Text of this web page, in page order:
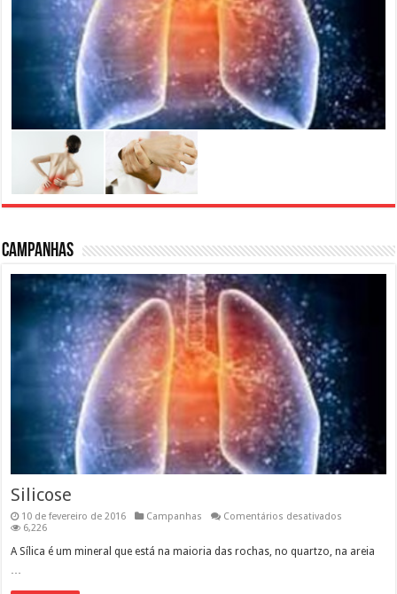
Campanhas
Silicose
10 de fevereiro de 2016 Campanhas Comentários desativados
6,226
A Sílica é um mineral que está na maioria das rochas, no quartzo, na areia